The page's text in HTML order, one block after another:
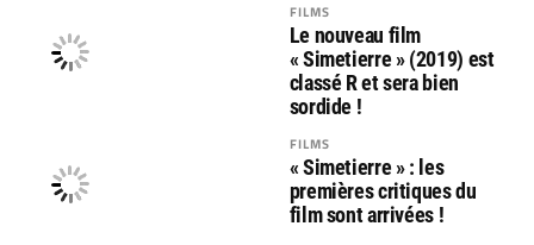
FILMS
Le nouveau film
« Simetierre » (2019) est
classé R et sera bien
sordide !
FILMS
« Simetierre » : les
premières critiques du
film sont arrivées !